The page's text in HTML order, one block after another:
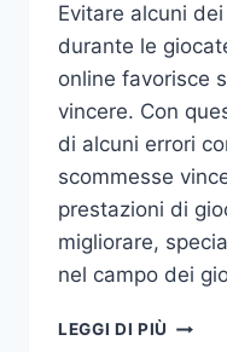
Evitare alcuni
durante le
online favorisce
vincere. Con
di alcuni errori
scommesse
prestazioni di
migliorare,
nel campo dei
LEGGI DI PIÙ GLI